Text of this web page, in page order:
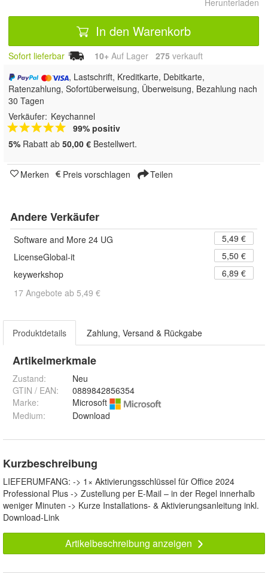
Herunterladen
In den Warenkorb
Sofort lieferbar 10+ Auf Lager 275 verkauft
, Lastschrift, Kreditkarte, Debitkarte,
Ratenzahlung, Sofortüberweisung, Überweisung, Bezahlung nach
30 Tagen
Verkäufer: Keychannel
99% positiv
5% Rabatt ab 50,00 € Bestellwert.
Merken Preis vorschlagen Teilen
Andere Verkäufer
Software and More 24 UG
5,49 €
LicenseGlobal-it
5,50 €
keywerkshop
6,89 €
17 Angebote ab 5,49 €
Produktdetails Zahlung, Versand & Rückgabe
Artikelmerkmale
Zustand:
Neu
GTIN / EAN:
0889842856354
Marke:
Microsoft
Medium: Download
Kurzbeschreibung
LIEFERUMFANG: -> 1× Aktivierungsschlüssel für Of­fice 2024
Professional Plus -> Zu­stel­lung per E-Mail – in der Re­gel in­ner­halb
we­ni­ger Mi­nu­ten -> Kurze In­stal­la­tions- & Aktivierungsanleitung inkl.
Down­load-Link
Artikelbeschreibung anzeigen